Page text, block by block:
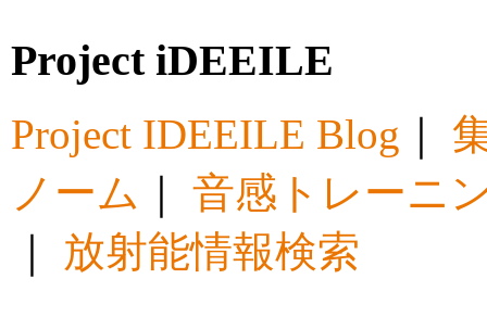
Project iDEEILE
Project IDEEILE Blog
ノーム
音感トレーニ
放射能情報検索